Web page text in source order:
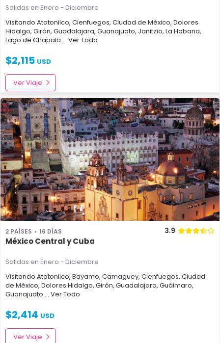
Salidas en Enero - Diciembre
Visitando Atotonilco, Cienfuegos, Ciudad de México, Dolores
Hidalgo, Girón, Guadalajara, Guanajuato, Janitzio, La Habana,
Lago de Chapala ... Ver Todo
$2,115 USD
Ver Viaje
2 PAÍSES 16 DÍAS 3.9
México Central y Cuba
Salidas en Enero - Diciembre
Visitando Atotonilco, Bayamo, Camaguey, Cienfuegos, Ciudad
de México, Dolores Hidalgo, Girón, Guadalajara, Guáimaro,
Guanajuato ... Ver Todo
$2,414 USD
Ver Viaje